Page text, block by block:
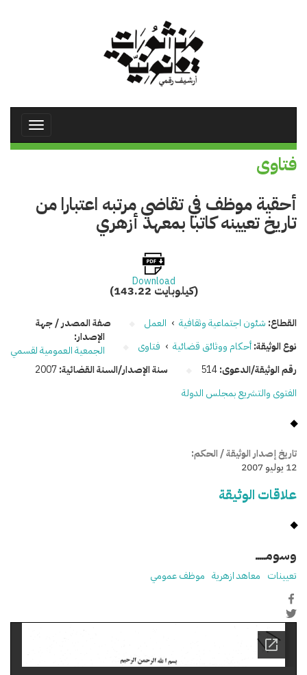
Toggle
فتاوى
أحقية موظف في تقاضي مرتبه اعتبارا من
تاريخ تعيينه كاتبا بمعهد أزهري
Download
(143.22 كيلوبايت)
القطاع: شئون اجتماعية وثقافية › العمل
نوع الوثيقة:أحكام ووثائق قضائية › فتاوى
رقم الوثيقة/الدعوى:514 سنة الإصدار/السنة القضائية:2007
صفة المصدر / جهة
الإصدار:
الجمعية العمومية لقسمي
الفتوى والتشريع بمجلس الدولة
تاريخ إصدار الوثيقة / الحكم:
12 يوليو 2007
علاقات الوثيقة
وسومـــــ
تعيينات معاهد ازهرية موظف عمومي